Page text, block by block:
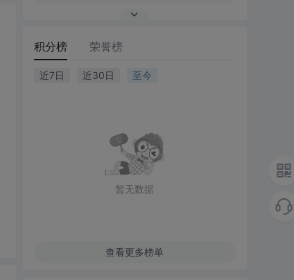
积分榜 荣誉榜
近7日 近30日 至今
暂无数据
查看更多榜单